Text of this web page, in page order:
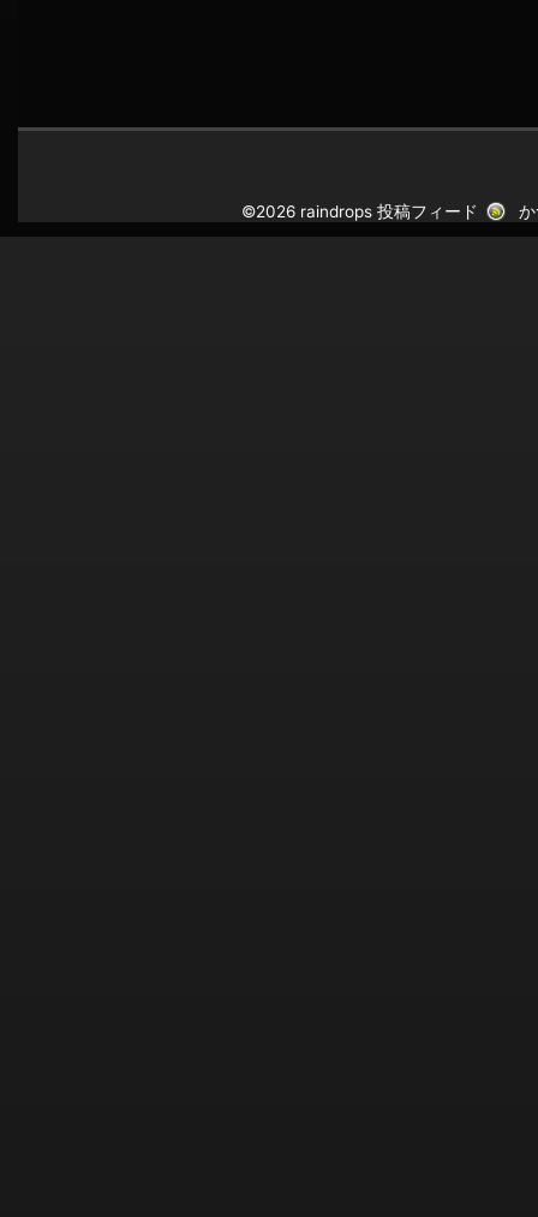
©2026 raindrops投稿フィード